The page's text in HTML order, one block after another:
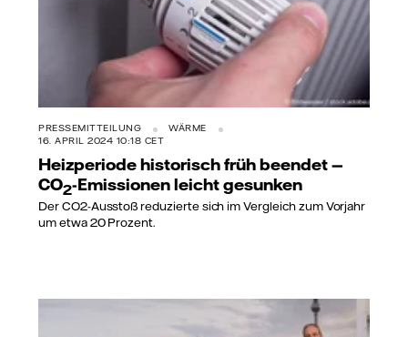
PRESSEMITTEILUNG
WÄRME
16. APRIL 2024 10:18 CET
Heizperiode historisch früh beendet —
CO2-Emissionen leicht gesunken
Der CO2-Ausstoß reduzierte sich im Vergleich zum Vorjahr
um etwa 20 Prozent.